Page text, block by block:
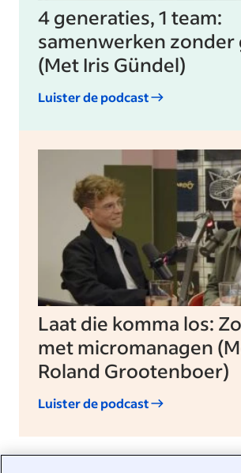
4 generaties, 1 team:
samenwerken zonder
(Met Iris Gündel)
Luister de podcast
Laat die komma los:
met micromanagen
Roland Grootenboer)
Luister de podcast